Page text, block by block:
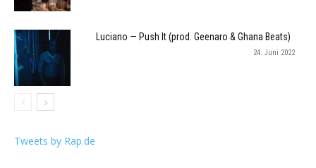
Luciano — Push It (prod. Geenaro & Ghana Beats)
24. Juni 2022
Tweets by Rap.de